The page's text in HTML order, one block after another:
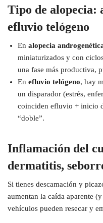
Tipo de alopecia:
efluvio telógeno
En alopecia
miniaturizados y con
una fase más productiva,
En efluvio telógeno, hay
un disparador (estrés,
coinciden efluvio + inicio
“doble”.
Inflamación del
dermatitis,
Si tienes descamación y
aumentan la caída aparente
vehículos pueden resecar y